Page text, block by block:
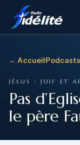
← Accueil·Podcasts
JÉSUS : JUIF ET
Pas
le père